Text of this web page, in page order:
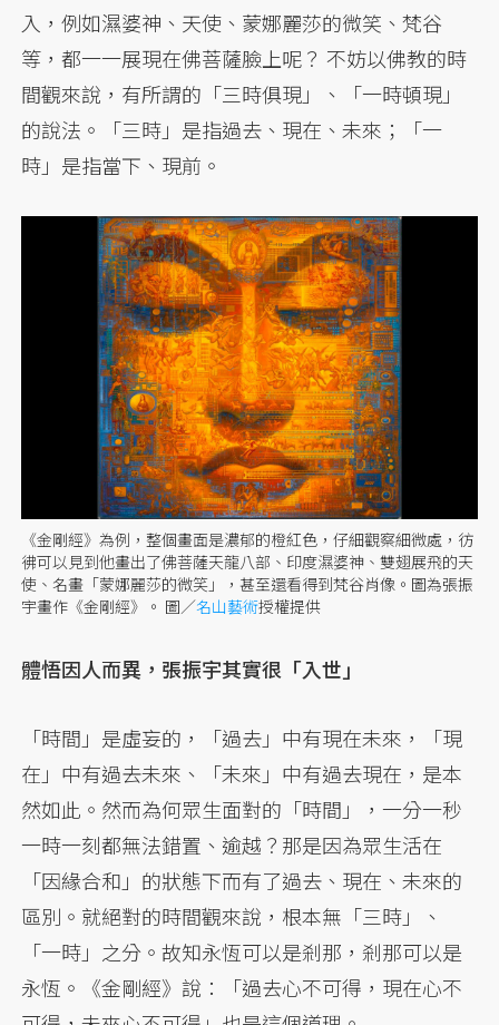
入，例如濕婆神、天使、蒙娜麗莎的微笑、梵谷
等，都一一展現在佛菩薩臉上呢？ 不妨以佛教的時
間觀來說，有所謂的「三時俱現」、「一時頓現」
的說法。「三時」是指過去、現在、未來；「一
時」是指當下、現前。
《金剛經》為例，整個畫面是濃郁的橙紅色，仔細觀察細微處，彷
彿可以見到他畫出了佛菩薩天龍八部、印度濕婆神、雙翅展飛的天
使、名畫「蒙娜麗莎的微笑」，甚至還看得到梵谷肖像。圖為張振
宇畫作《金剛經》。 圖／名山藝術授權提供
體悟因人而異，張振宇其實很「入世」
「時間」是虛妄的，「過去」中有現在未來，「現
在」中有過去未來、「未來」中有過去現在，是本
然如此。然而為何眾生面對的「時間」，一分一秒
一時一刻都無法錯置、逾越？那是因為眾生活在
「因緣合和」的狀態下而有了過去、現在、未來的
區別。就絕對的時間觀來說，根本無「三時」、
「一時」之分。故知永恆可以是剎那，剎那可以是
永恆。《金剛經》說：「過去心不可得，現在心不